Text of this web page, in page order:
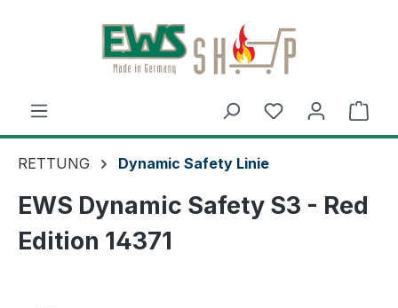
Zum Hauptinhalt springen
RETTUNG Dynamic Safety Linie
EWS Dynamic Safety S3 - Red
Edition 14371